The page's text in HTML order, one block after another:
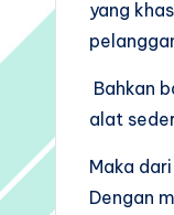
yang
Bahkan
alat
Maka
Dengan